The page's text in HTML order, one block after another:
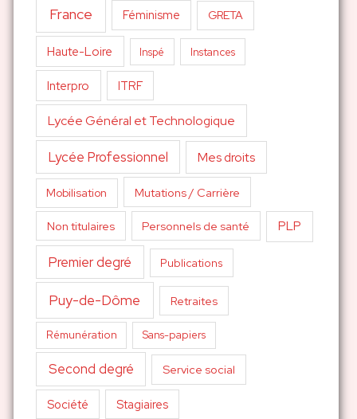
France Féminisme GRETA
Haute-Loire Inspé Instances
Interpro ITRF
Lycée Général et Technologique
Lycée Professionnel Mes droits
Mobilisation Mutations / Carrière
Non titulaires Personnels de santé PLP
Premier degré Publications
Puy-de-Dôme Retraites
Rémunération Sans-papiers
Second degré Service social
Société Stagiaires